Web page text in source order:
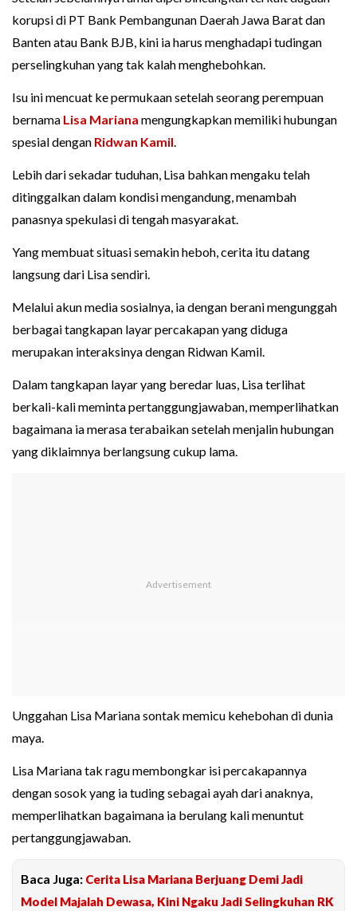
korupsi di PT Bank Pembangunan Daerah Jawa Barat dan
Banten atau Bank BJB, kini ia harus menghadapi tudingan
perselingkuhan yang tak kalah menghebohkan.
Isu ini mencuat ke permukaan setelah seorang perempuan
bernama Lisa Mariana mengungkapkan memiliki hubungan
spesial dengan Ridwan Kamil.
Lebih dari sekadar tuduhan, Lisa bahkan mengaku telah
ditinggalkan dalam kondisi mengandung, menambah
panasnya spekulasi di tengah masyarakat.
Yang membuat situasi semakin heboh, cerita itu datang
langsung dari Lisa sendiri.
Melalui akun media sosialnya, ia dengan berani mengunggah
berbagai tangkapan layar percakapan yang diduga
merupakan interaksinya dengan Ridwan Kamil.
Dalam tangkapan layar yang beredar luas, Lisa terlihat
berkali-kali meminta pertanggungjawaban, memperlihatkan
bagaimana ia merasa terabaikan setelah menjalin hubungan
yang diklaimnya berlangsung cukup lama.
Unggahan Lisa Mariana sontak memicu kehebohan di dunia
maya.
Lisa Mariana tak ragu membongkar isi percakapannya
dengan sosok yang ia tuding sebagai ayah dari anaknya,
memperlihatkan bagaimana ia berulang kali menuntut
pertanggungjawaban.
Baca Juga: Cerita Lisa Mariana Berjuang Demi Jadi
Model Majalah Dewasa, Kini Ngaku Jadi Selingkuhan RK